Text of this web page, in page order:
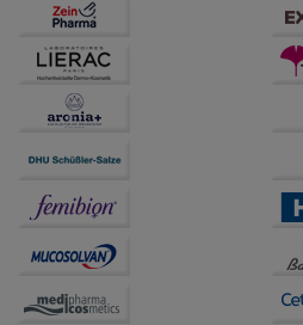
Verhaltensweisen (z.B.
anzupassen. Komfort-Cookies
auch auf Ihre Bedürfnisse
anzuzeigen und unser
betreiben.
Informationen über die Art und
Website weiter für Sie
auf unserer Website aber auch
Drittseiten möglichst relevant
Bitte beachten Sie, dass
Dritte wie z.B. Google oder
übertragen werden.